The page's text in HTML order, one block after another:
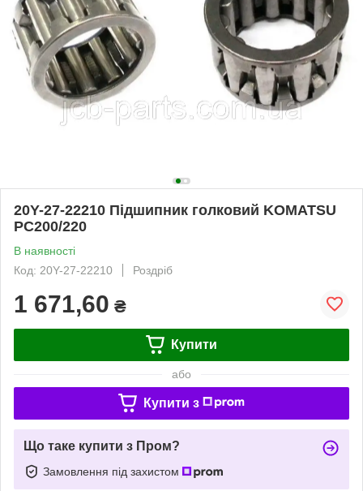
20Y-27-22210 Підшипник голковий KOMATSU
PC200/220
В наявності
Код: 20Y-27-22210
Роздріб
1 671,60 ₴
Купити
або
Купити з
Що таке купити з Пром?
Замовлення під захистом